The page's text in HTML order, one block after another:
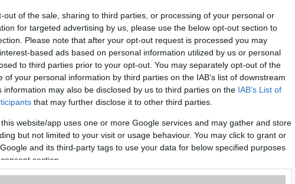
out of the sale, sharing to third parties, or processing of your personal or
for targeted advertising by us, please use the below opt-out section to
Please note that after your opt-out request is processed you may
based ads based on personal information utilized by us or personal
to third parties prior to your opt-out. You may separately opt-out of the
of your personal information by third parties on the IAB’s list of downstream
information may also be disclosed by us to third parties on the IAB’s List of
that may further disclose it to other third parties.
website/app uses one or more Google services and may gather and store
but not limited to your visit or usage behaviour. You may click to grant or
and its third-party tags to use your data for below specified purposes
section.
legfrissebb híreiért!